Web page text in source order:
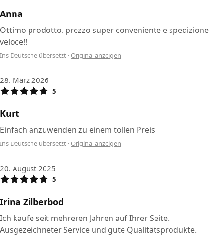
Anna
Ottimo prodotto, prezzo super conveniente e spedizione
veloce!!
Ins Deutsche übersetzt · Original anzeigen
28. März 2026
5
Kurt
Einfach anzuwenden zu einem tollen Preis
Ins Deutsche übersetzt · Original anzeigen
20. August 2025
5
Irina Zilberbod
Ich kaufe seit mehreren Jahren auf Ihrer Seite.
Ausgezeichneter Service und gute Qualitätsprodukte.